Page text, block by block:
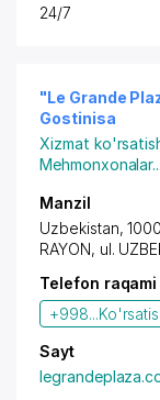
24/7
"Le Grande
Gostinisa
Xizmat
Mehmonxonalar...
Manzil
Uzbekistan,
RAYON, ul.
Telefon raqami
+998...
Sayt